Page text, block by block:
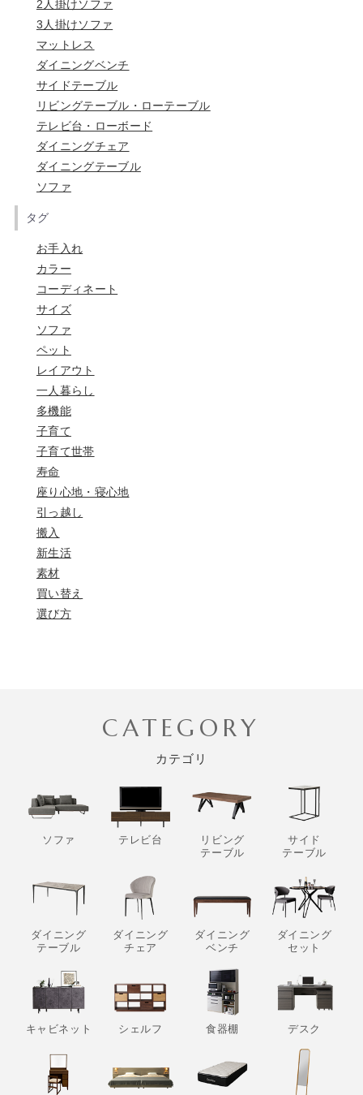
2人掛けソファ
3人掛けソファ
マットレス
ダイニングベンチ
サイドテーブル
リビングテーブル・ローテーブル
テレビ台・ローボード
ダイニングチェア
ダイニングテーブル
ソファ
タグ
お手入れ
カラー
コーディネート
サイズ
ソファ
ペット
レイアウト
一人暮らし
多機能
子育て
子育て世帯
寿命
座り心地・寝心地
引っ越し
搬入
新生活
素材
買い替え
選び方
CATEGORY
カテゴリ
ソファ テレビ台
リビング
テーブル
サイド
テーブル
ダイニング
テーブル
ダイニング
チェア
ダイニング
ベンチ
ダイニング
セット
キャビネット シェルフ 食器棚 デスク